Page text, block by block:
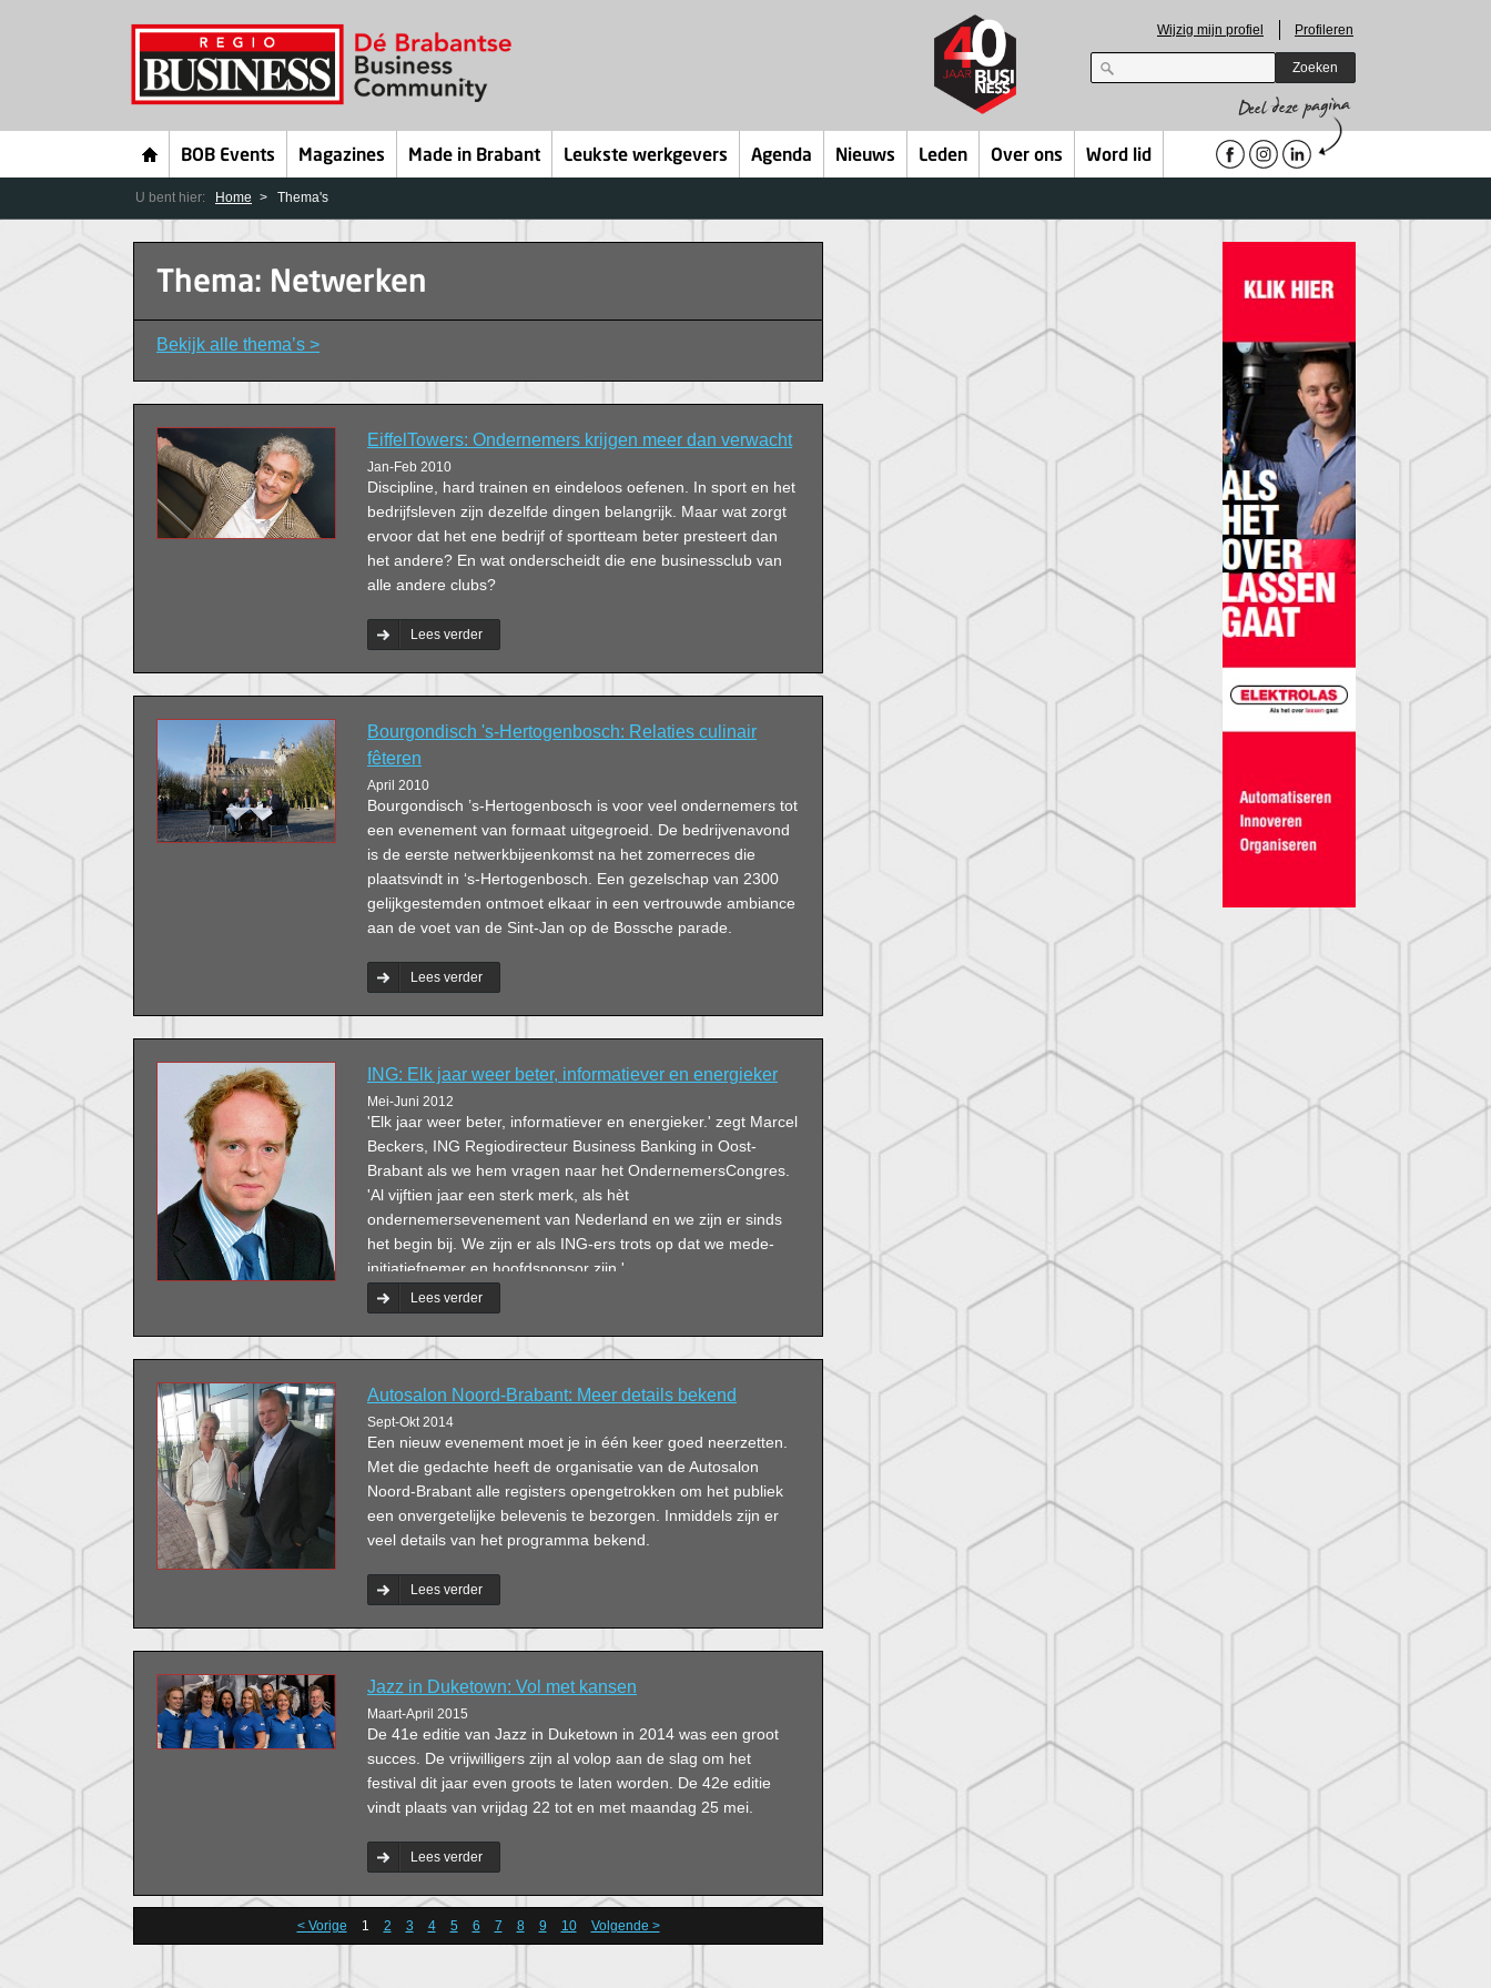
Wijzig mijn profiel Profileren
Zoeken
BOB Events Magazines Made in Brabant Leukste werkgevers Agenda Nieuws Leden Over ons Word lid
U bent hier: Home Thema's
Thema: Netwerken
Bekijk alle thema’s >
EiffelTowers: Ondernemers krijgen meer dan verwacht
Jan-Feb 2010
Discipline, hard trainen en eindeloos oefenen. In sport en het
bedrijfsleven zijn dezelfde dingen belangrijk. Maar wat zorgt
ervoor dat het ene bedrijf of sportteam beter presteert dan
het andere? En wat onderscheidt die ene businessclub van
alle andere clubs?
Lees verder
Bourgondisch 's-Hertogenbosch: Relaties culinair
fêteren
April 2010
Bourgondisch ’s-Hertogenbosch is voor veel ondernemers tot
een evenement van formaat uitgegroeid. De bedrijvenavond
is de eerste netwerkbijeenkomst na het zomerreces die
plaatsvindt in ‘s-Hertogenbosch. Een gezelschap van 2300
gelijkgestemden ontmoet elkaar in een vertrouwde ambiance
aan de voet van de Sint-Jan op de Bossche parade.
Lees verder
ING: Elk jaar weer beter, informatiever en energieker
Mei-Juni 2012
'Elk jaar weer beter, informatiever en energieker.' zegt Marcel
Beckers, ING Regiodirecteur Business Banking in Oost-
Brabant als we hem vragen naar het OndernemersCongres.
'Al vijftien jaar een sterk merk, als hèt
ondernemersevenement van Nederland en we zijn er sinds
het begin bij. We zijn er als ING-ers trots op dat we mede-
initiatiefnemer en hoofdsponsor zijn.'
Lees verder
Autosalon Noord-Brabant: Meer details bekend
Sept-Okt 2014
Een nieuw evenement moet je in één keer goed neerzetten.
Met die gedachte heeft de organisatie van de Autosalon
Noord-Brabant alle registers opengetrokken om het publiek
een onvergetelijke belevenis te bezorgen. Inmiddels zijn er
veel details van het programma bekend.
Lees verder
Jazz in Duketown: Vol met kansen
Maart-April 2015
De 41e editie van Jazz in Duketown in 2014 was een groot
succes. De vrijwilligers zijn al volop aan de slag om het
festival dit jaar even groots te laten worden. De 42e editie
vindt plaats van vrijdag 22 tot en met maandag 25 mei.
Lees verder
< Vorige 1 2 3 4 5 6 7 8 9 10 Volgende >